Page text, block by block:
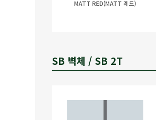
MATT RED(MATT 레드)
SB 벽체 / SB 2T